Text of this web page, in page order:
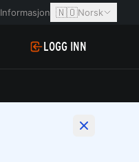
Informasjon 🇳🇴Norsk
LOGG INN